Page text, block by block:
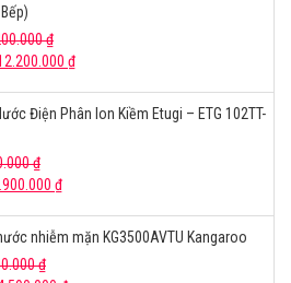
₫
₫
Điện Phân Ion Kiềm Etugi – ETG 102TT-
₫
₫
nhiễm mặn KG3500AVTU Kangaroo
₫